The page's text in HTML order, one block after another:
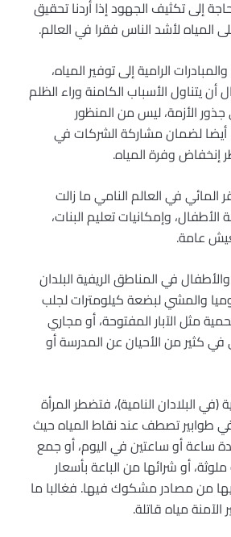
إلى تكثيف الجهود إذا أردنا تحقيق
لأشد الناس فقرا في العالم.
الرامية إلى توفير المياه،
يتناول الأسباب الكامنة وراء الظلم
الأزمة، ليس من المنظور
أيضا لضمان مشاركة الشركات في
وفرة المياه.
المائي في العالم النامي ما زالت
وإمكانيات تعليم البنات،
عامة.
في المناطق الريفية البلدان
والمشي لبضعة كيلومترات لجلب
مثل الآبار المفتوحة، أو مجاري
في كثير من الأحيان عن المدرسة أو
البلادان النامية)، فتضطر المرأة
طوابير تصطف عند نقاط المياه حيث
ساعة أو ساعتين في اليوم، أو جمع
أو شرائها من الباعة بأسعار
من مصادر مشكوك فيها. فغالبا ما
مياه قاتلة.